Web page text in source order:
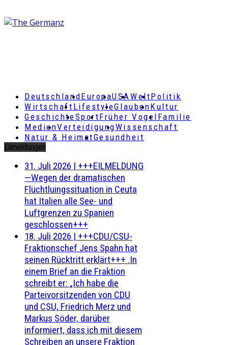
DeutschlandEuropaUSAWeltPolitik
Wirtschaft LifestyleGlaubenKultur
GeschichteSportFrüher Vogel Familie
MedienVerteidigungWissenschaft
Natur & HeimatGesundheit
Eilmeldungen
31. Juli 2026 | +++EILMELDUNG
—Wegen der dramatischen
Flüchtluingssituation in Ceuta
hat Italien alle See- und
Luftgrenzen zu Spanien
geschlossen+++
18. Juli 2026 | +++CDU/CSU-
Fraktionschef Jens Spahn hat
seinen Rücktritt erklärt+++ .In
einem Brief an die Fraktion
schreibt er: „Ich habe die
Parteivorsitzenden von CDU
und CSU, Friedrich Merz und
Markus Söder, darüber
informiert, dass ich mit diesem
Schreiben an unsere Fraktion